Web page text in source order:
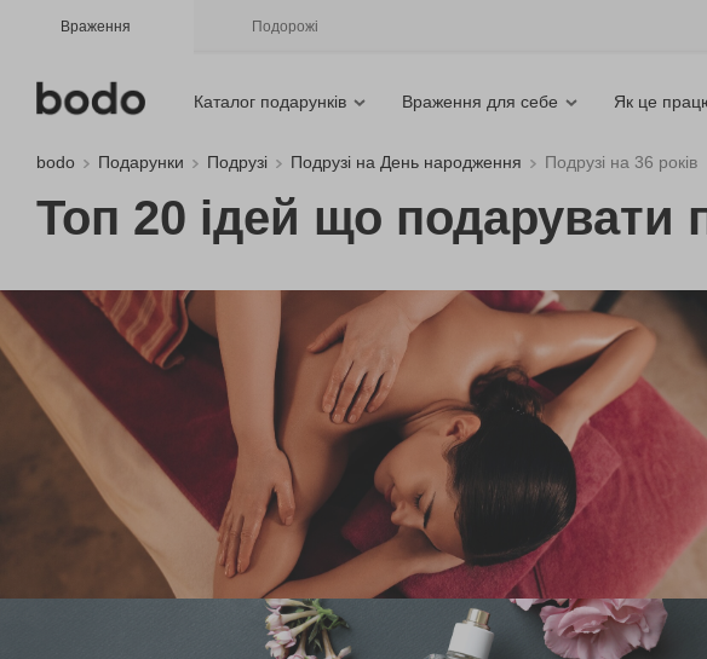
Враження Подорожі
Каталог подарунків Враження для себе Як це
bodo Подарунки Подрузі Подрузі на День народження Подрузі на 36 років
Топ 20 ідей що подарувати